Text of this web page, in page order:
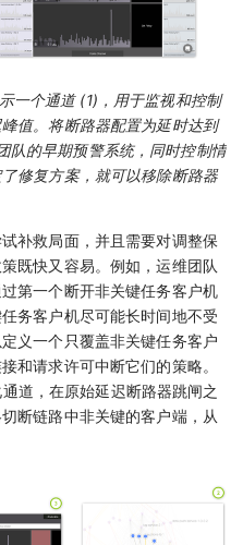
一个通道 (1)，用于监视和控制
值。将断路器配置为延时达到
队的早期预警系统，同时控制情
修复方案，就可以移除断路器
补救局面，并且需要对调整保
既快又容易。例如，运维团队
第一个断开非关键任务客户机
务客户机尽可能长时间地不受
义一个只覆盖非关键任务客户
和请求许可中断它们的策略。
道，在原始延迟断路器跳闸之
断链路中非关键的客户端，从